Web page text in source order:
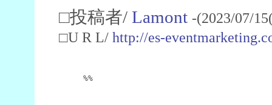
□投稿者/ Lamont -(2023/07/
□U R L/ http://es-
%%